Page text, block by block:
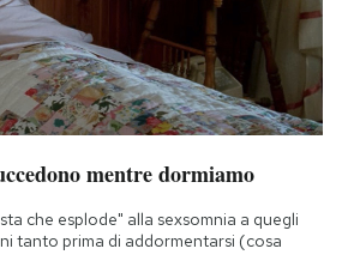
mentre dormiamo
che esplode" alla sexsomnia a quegli
tanto prima di addormentarsi (cosa